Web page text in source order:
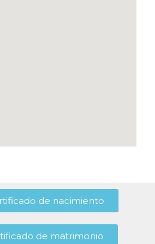
de nacimiento
de matrimonio